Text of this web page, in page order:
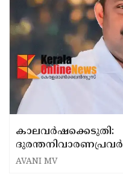
കാലവർഷക്കെടുതി:
തടസ്സമില്ല: മന്ത്രി എം
AVANI MV